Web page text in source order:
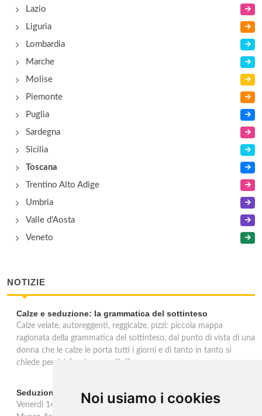
Noi usiamo i cookies
Lazio
Liguria
Lombardia
Marche
Molise
Piemonte
Puglia
Sardegna
Sicilia
Toscana
Trentino Alto Adige
Umbria
Valle d'Aosta
Veneto
NOTIZIE
Calze e seduzione: la grammatica del sottinteso
Calze velate, autoreggenti, reggicalze, pizzi: piccola mappa
ragionata della grammatica del sottinteso, dal punto di vista di una
donna che le calze le porta tutti i giorni e di tanto in tanto si
chiede perchè facciano quell'effetto.
Seduzioni. Il piacere sVelato
Venerdì 14 febbraio, in occasione della festa di San Valentino, il